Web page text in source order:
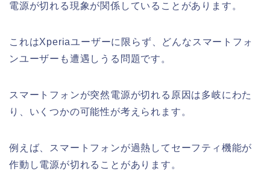
電源が切れる現象が関係していることがあります。
これはXperiaユーザーに限らず、どんなスマートフォ
ンユーザーも遭遇しうる問題です。
スマートフォンが突然電源が切れる原因は多岐にわた
り、いくつかの可能性が考えられます。
例えば、スマートフォンが過熱してセーフティ機能が
作動し電源が切れることがあります。